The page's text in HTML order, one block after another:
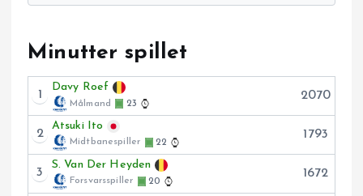
Minutter spillet
1
Davy Roef
Målmand 23
2070
2
Atsuki Ito
Midtbanespiller 22
1793
3
S. Van Der Heyden
Forsvarsspiller 20
1672